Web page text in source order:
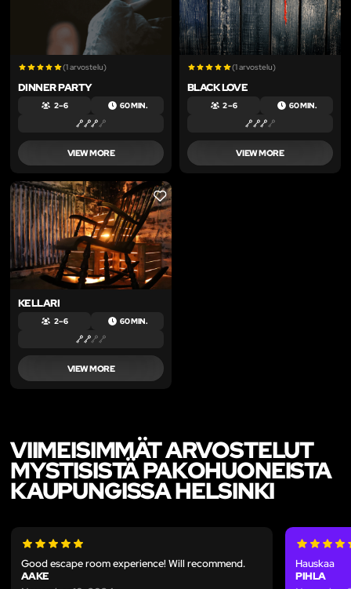
(1 arvostelu)
DINNER PARTY
2 – 6 60 MIN.
VIEW MORE
(1 arvostelu)
BLACK LOVE
2 – 6 60 MIN.
VIEW MORE
LIKE
KELLARI
2 – 6 60 MIN.
VIEW MORE
VIIMEISIMMÄT ARVOSTELUT
MYSTISISTÄ PAKOHUONEISTA
KAUPUNGISSA HELSINKI
Good escape room experience! Will recommend.
AAKE
Hauskaa
PIHLA